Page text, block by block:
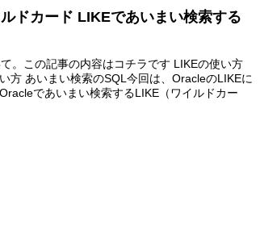
ルドカード LIKEであいまい検索する
。この記事の内容はコチラです LIKEの使い方
方 あいまい検索のSQL今回は、OracleのLIKEに
であいまい検索するLIKE（ワイルドカー